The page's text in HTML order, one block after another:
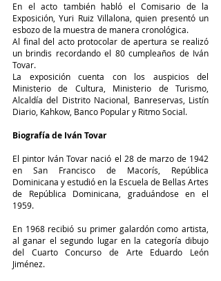
En el acto también habló el Comisario de la
Exposición, Yuri Ruiz Villalona, quien presentó un
esbozo de la muestra de manera cronológica.
Al final del acto protocolar de apertura se realizó
un brindis recordando el 80 cumpleaños de Iván
Tovar.
La exposición cuenta con los auspicios del
Ministerio de Cultura, Ministerio de Turismo,
Alcaldía del Distrito Nacional, Banreservas, Listín
Diario, Kahkow, Banco Popular y Ritmo Social.
Biografía de Iván Tovar
El pintor Iván Tovar nació el 28 de marzo de 1942
en San Francisco de Macorís, República
Dominicana y estudió en la Escuela de Bellas Artes
de República Dominicana, graduándose en el
1959.
En 1968 recibió su primer galardón como artista,
al ganar el segundo lugar en la categoría dibujo
del Cuarto Concurso de Arte Eduardo León
Jiménez.